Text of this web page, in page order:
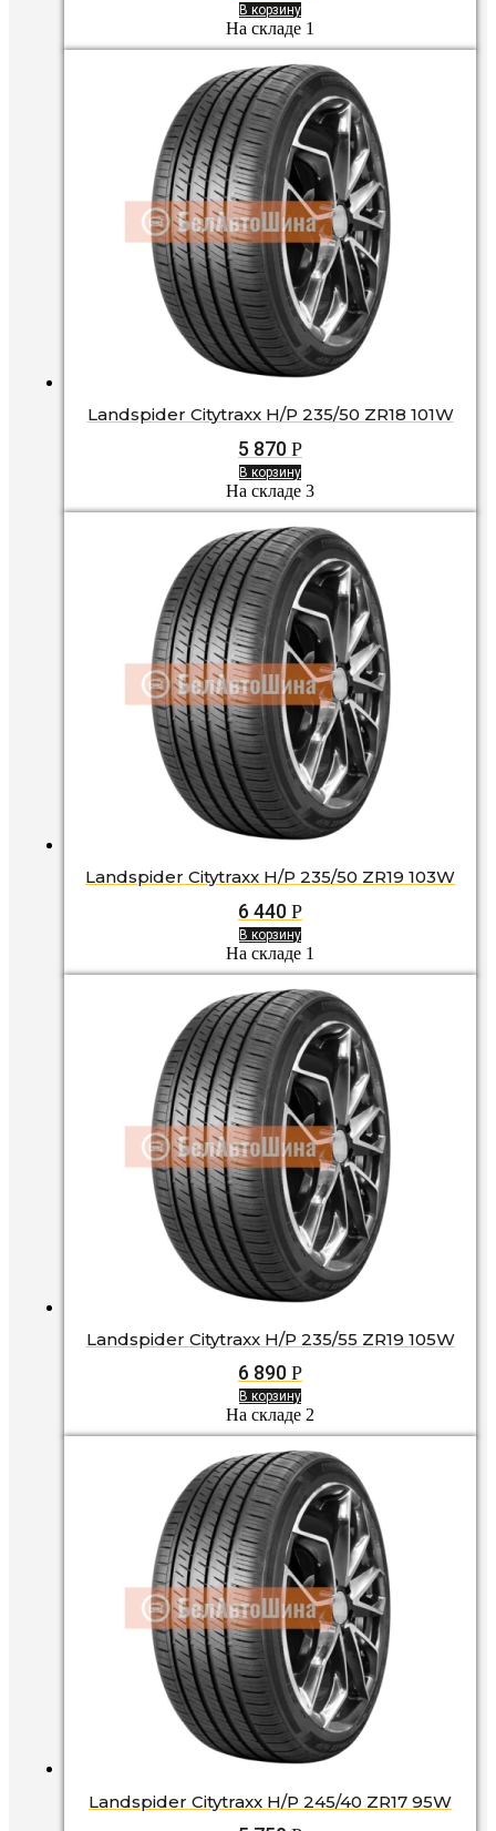
В корзину
На складе 1
Landspider Citytraxx H/P 235/50 ZR18 101W
5 870 Р
В корзину
На складе 3
Landspider Citytraxx H/P 235/50 ZR19 103W
6 440 Р
В корзину
На складе 1
Landspider Citytraxx H/P 235/55 ZR19 105W
6 890 Р
В корзину
На складе 2
Landspider Citytraxx H/P 245/40 ZR17 95W